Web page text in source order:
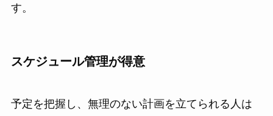
す。
スケジュール管理が得意
予定を把握し、無理のない計画を立てられる人は